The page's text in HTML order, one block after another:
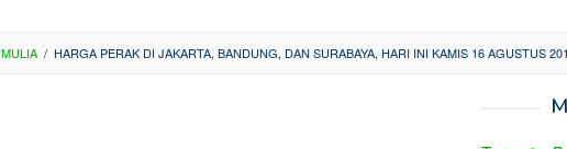
/ HARGA PERAK DI JAKARTA, BANDUNG, DAN SURABAYA, HARI INI KAMIS 16 AGUSTUS